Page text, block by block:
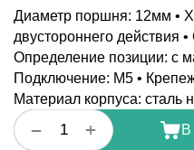
Диаметр поршня: 12мм •
двустороннего действия
Определение позиции: с
Подключение: M5 •
Материал корпуса:
+
−
В